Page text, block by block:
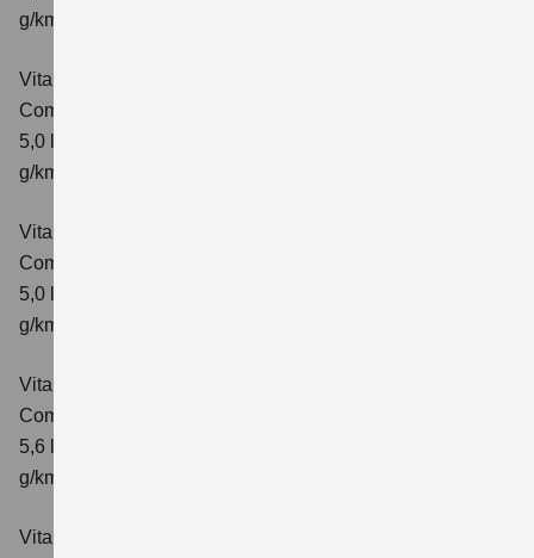
g/km; CO₂-Klasse: E
Vitara 1.5 DUALJET HYBRID AGS
Comfort
5,0 l/100km; kombinierter Wert der CO₂-Emission: 113
g/km; CO₂-Klasse: C
Vitara 1.5 DUALJET HYBRID AGS
Comfort+
5,0 l/100km; kombinierter Wert der CO₂-Emission: 114
g/km; CO₂-Klasse: C
Vitara 1.5 DUALJET HYBRID ALLGRIP AGS
Comfort
5,6 l/100km; kombinierter Wert der CO₂-Emission: 126
g/km; CO₂-Klasse: D
Vitara 1.5 DUALJET HYBRID ALLGRIP AGS